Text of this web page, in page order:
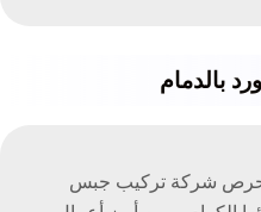
بالدمام
تحرص شركة تركيب جبس